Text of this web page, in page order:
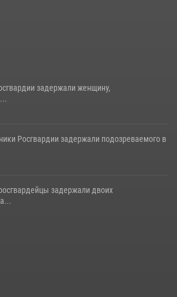
задержали женщину,
Росгвардии задержали подозреваемого в
задержали двоих